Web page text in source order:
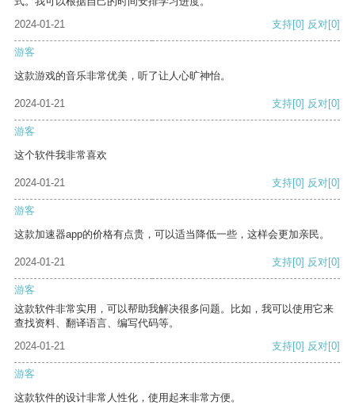
2024-01-21
支持[0] 反对[0]
游客
这款游戏的音乐非常优美，听了让人心旷神怡。
2024-01-21 支持[0] 反对[0]
游客
这个软件我非常喜欢
2024-01-21 支持[0] 反对[0]
游客
这款加速器app的价格有点贵，可以适当降低一些，这样会更加亲民。
2024-01-21 支持[0] 反对[0]
游客
这款软件非常实用，可以帮助我解决很多问题。比如，我可以使用它来
查找资料、翻译语言、编写代码等。
2024-01-21
支持[0] 反对[0]
游客
这款软件的设计非常人性化，使用起来非常方便。